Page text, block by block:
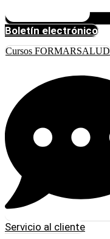
Boletín electrónico
Cursos FORMARSALUD
Servicio al cliente